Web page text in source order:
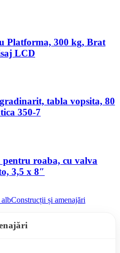
Platforma, 300 kg, Brat
LCD
tabla vopsita, 80
350-7
pentru roaba, cu valva
3,5 x 8″
Construcții și amenajări